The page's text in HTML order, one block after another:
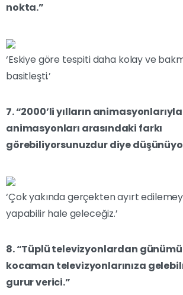
nokta.”
‘Eskiye göre tespiti daha kolay ve
basitleşti.’
7. “2000’li yılların
animasyonları arasındaki farkı
görebiliyorsunuzdur diye
‘Çok yakında gerçekten ayırt
yapabilir hale geleceğiz.’
8. “Tüplü televizyonlardan
kocaman televizyonlarınıza
gurur verici.”